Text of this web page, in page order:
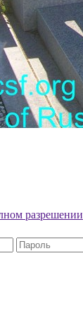
разрешении
Пароль